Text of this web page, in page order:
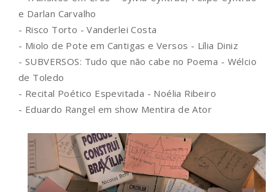
e Darlan Carvalho
- Risco Torto - Vanderlei Costa
- Miolo de Pote em Cantigas e Versos - Lília Diniz
- SUBVERSOS: Tudo que não cabe no Poema - Wélcio
de Toledo
- Recital Poético Espevitada - Noélia Ribeiro
- Eduardo Rangel em show Mentira de Ator